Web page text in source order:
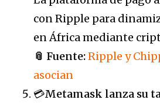
con Ripple para
en África mediante
📎 Fuente:Ripple y
asocian
💳Metamask lanza su